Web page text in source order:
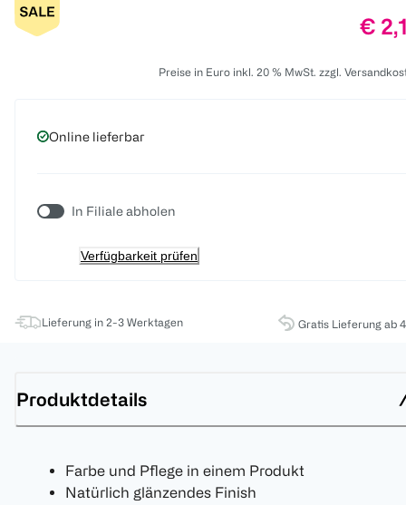
€
Preise in Euro inkl. 20 % MwSt. zzgl.
Online lieferbar
In Filiale abholen
Verfügbarkeit prüfen
Lieferung in 2-3 Werktagen Gratis Lieferung ab
Produktdetails
Farbe und Pflege in einem Produkt
Natürlich glänzendes Finish